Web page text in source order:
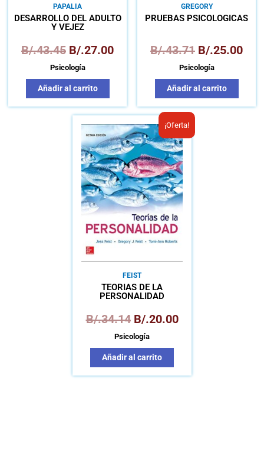
PAPALIA
DESARROLLO DEL ADULTO
Y VEJEZ
B/.43.45 B/.27.00
Psicología
Añadir al carrito
GREGORY
PRUEBAS PSICOLÓGICAS
B/.43.71 B/.25.00
Psicología
Añadir al carrito
¡Oferta!
FEIST
TEORÍAS DE LA
PERSONALIDAD
B/.34.14
El
precio
original
era:
B/.34.14.
B/.20.00
El
precio
actual
es:
B/.20.00.
Psicología
Añadir al carrito